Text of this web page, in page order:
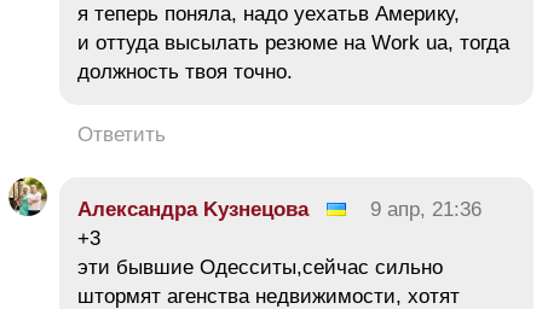
я теперь поняла, надо уехатьв Америку,
и оттуда высылать резюме на Work ua, тогда
должность твоя точно.
Ответить
Αлександра Κузнецова
9 апр, 21:36
+3
эти бывшие Одесситы,сейчас сильно
штормят агенства недвижимости, хотят